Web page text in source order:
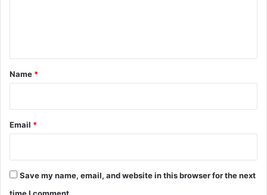
*
Name *
Email *
Save my name, email, and website in this browser for the next